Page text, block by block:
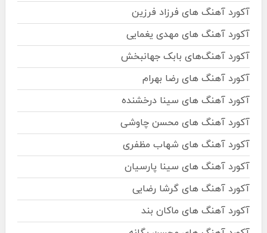
آکورد آهنگ های فرزاد فرزین
آکورد آهنگ های مهدی یغمایی
آکورد آهنگ‌های بابک جهانبخش
آکورد آهنگ های رضا بهرام
آکورد آهنگ های سینا درخشنده
آکورد آهنگ های محسن چاوشی
آکورد آهنگ های شهاب مظفری
آکورد آهنگ های سینا پارسیان
آکورد آهنگ های گرشا رضایی
آکورد آهنگ های ماکان بند